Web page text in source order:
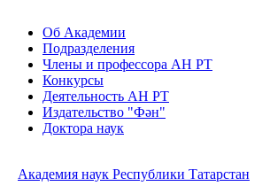
Об Академии
Подразделения
Члены и профессора АН РТ
Конкурсы
Деятельность АН РТ
Издательство "Фән"
Доктора наук
Академия наук Республики Татарстан